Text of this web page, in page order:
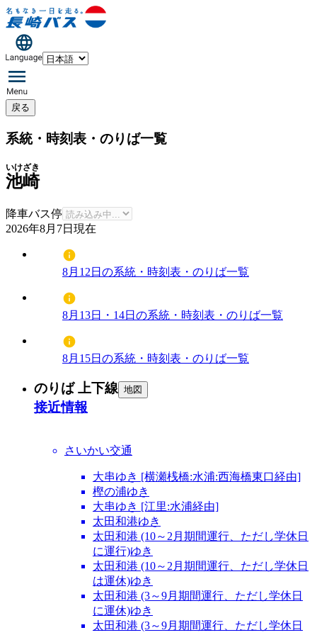
戻る
系統・時刻表・のりば一覧
池崎
いけざき
降車バス停
2026年8月7日 現在
8月12日の系統・時刻表・のりば一覧
8月13日・14日の系統・時刻表・のりば一覧
8月15日の系統・時刻表・のりば一覧
のりば 上下線 地図
接近情報
さいかい交通
大串ゆき [横瀬桟橋:水浦:西海橋東口経由]
樫の浦ゆき
大串ゆき [江里:水浦経由]
太田和港ゆき
太田和港 (10～2月期間運行、ただし学休日
に運行)ゆき
太田和港 (10～2月期間運行、ただし学休日
は運休)ゆき
太田和港 (3～9月期間運行、ただし学休日
に運休)ゆき
太田和港 (3～9月期間運行、ただし学休日